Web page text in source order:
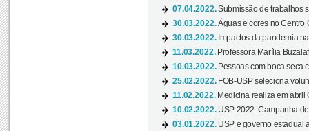
07.04.2022.Submissão de trabalhos
30.03.2022.Águas e cores no Centro
30.03.2022. Impactos da pandemia
11.03.2022. Professora Marília
10.03.2022. Pessoas com boca seca
25.02.2022. FOB-USP seleciona
11.02.2022. Medicina realiza em abril
10.02.2022. USP 2022: Campanha
03.01.2022. USP e governo estadual